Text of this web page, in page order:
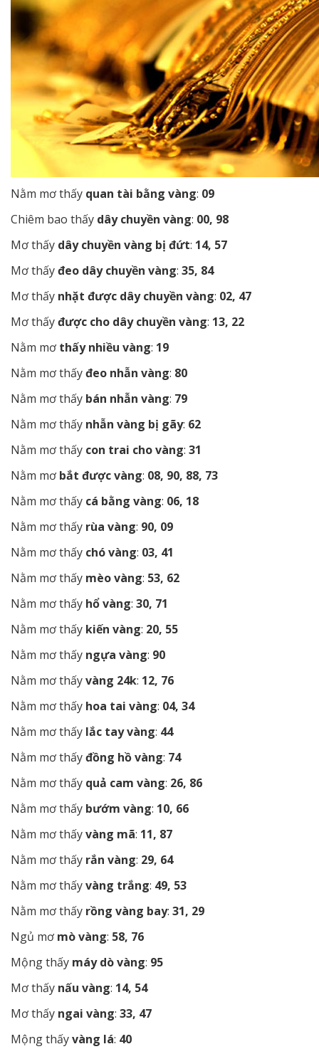
Nằm mơ thấy quan tài bằng vàng: 09
Chiêm bao thấy dây chuyền vàng: 00, 98
Mơ thấy dây chuyền vàng bị đứt: 14, 57
Mơ thấyđeo dây chuyền vàng: 35, 84
Mơ thấy nhặt được dây chuyền vàng: 02, 47
Mơ thấyđược cho dây chuyền vàng: 13, 22
Nằm mơ thấy nhiều vàng: 19
Nằm mơ thấyđeo nhẫn vàng: 80
Nằm mơ thấy bán nhẫn vàng: 79
Nằm mơ thấy nhẫn vàng bị gãy: 62
Nằm mơ thấy con trai cho vàng: 31
Nằm mơ bắt được vàng: 08, 90, 88, 73
Nằm mơ thấy cá bằng vàng: 06, 18
Nằm mơ thấy rùa vàng: 90, 09
Nằm mơ thấy chó vàng: 03, 41
Nằm mơ thấy mèo vàng: 53, 62
Nằm mơ thấy hổ vàng: 30, 71
Nằm mơ thấy kiến vàng: 20, 55
Nằm mơ thấy ngựa vàng: 90
Nằm mơ thấyvàng 24k: 12, 76
Nằm mơ thấy hoa tai vàng: 04, 34
Nằm mơ thấy lắc tay vàng: 44
Nằm mơ thấyđồng hồ vàng: 74
Nằm mơ thấy quả cam vàng: 26, 86
Nằm mơ thấy bướm vàng: 10, 66
Nằm mơ thấyvàng mã: 11, 87
Nằm mơ thấy rắn vàng: 29, 64
Nằm mơ thấyvàng trắng: 49, 53
Nằm mơ thấy rồng vàng bay: 31, 29
Ngủ mơ mò vàng: 58, 76
Mộng thấy máy dò vàng: 95
Mơ thấy nấu vàng: 14, 54
Mơ thấy ngai vàng: 33, 47
Mộng thấyvàng lá: 40